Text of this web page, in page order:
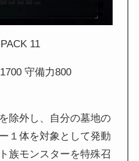
11
守備力800
除外し、自分の墓地の
１体を対象として発動
族モンスターを特殊召